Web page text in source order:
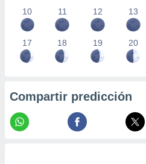
10 11 12 13
17 18 19 20
Compartir predicción